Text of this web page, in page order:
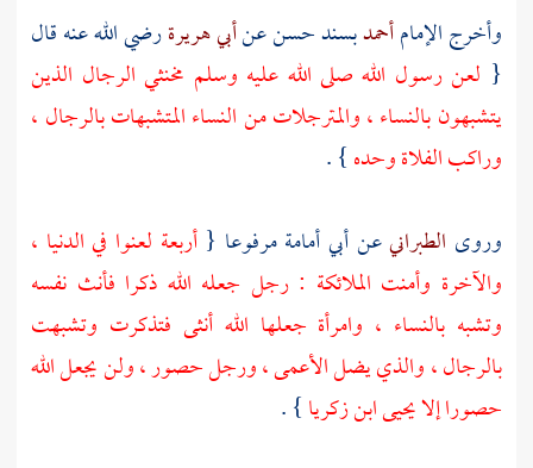
وأخرج الإمامأحمدبسند حسن عنأبي هريرةرضي الله عنه قال
{ لعن رسول الله صلى الله عليه وسلم مخنثي الرجال الذين
يتشبهون بالنساء ، والمترجلات من النساء المتشبهات بالرجال ،
وراكب الفلاة وحده} .
وروى الطبرانيعنأبي أمامةمرفوعا {أربعة لعنوا في الدنيا ،
والآخرة وأمنت الملائكة : رجل جعله الله ذكرا فأنث نفسه
وتشبه بالنساء ، وامرأة جعلها الله أنثى فتذكرت وتشبهت
بالرجال ، والذي يضل الأعمى ، ورجل حصور ، ولن يجعل الله
حصورا إلايحيى ابن زكريا} .